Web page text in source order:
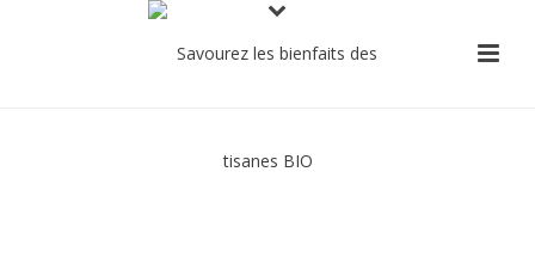
Biolys Guarana-Thé vert-Fruits